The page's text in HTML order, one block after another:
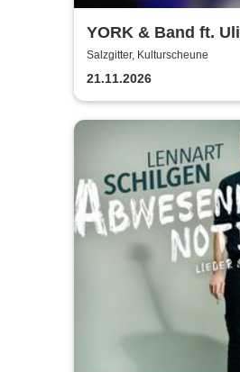
YORK & Band ft.
Salzgitter, Kulturscheune
21.11.2026